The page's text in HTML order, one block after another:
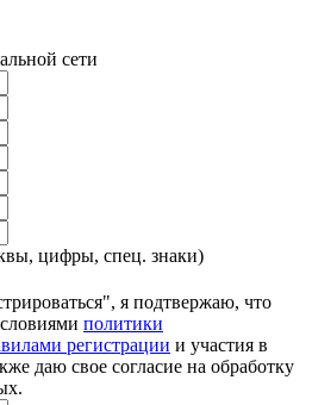
сети
цифры, спец. знаки)
я подтвержаю, что
политики
регистрации и участия в
даю свое согласие на обработку